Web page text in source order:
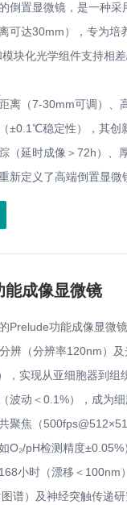
倒置显微镜，是一种
可达30mm），专为培
块化光学组件支持相
离（7-30mm可调）、
±0.1℃稳定性），其创
（延时成像＞72h）、
新定义了高端倒置显微
成像显微镜
Prelude功能成像显微
辨（分辨率120nm）
，实现从亚细胞器到
波动＜0.1%），成为
聚焦（
O₂/pH检测精度
小时（漂移＜100nm
图谱）及神经突触传递